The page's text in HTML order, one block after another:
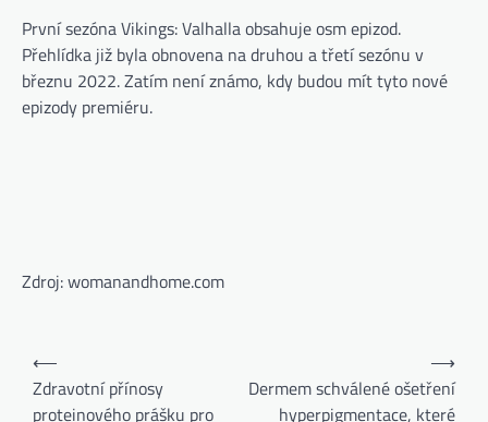
První sezóna Vikings: Valhalla obsahuje osm epizod.
Přehlídka již byla obnovena na druhou a třetí sezónu v
březnu 2022. Zatím není známo, kdy budou mít tyto nové
epizody premiéru.
Zdroj: womanandhome.com
⟵
Zdravotní přínosy
proteinového prášku pro
Dermem schválené ošetření
hyperpigmentace, které
⟶